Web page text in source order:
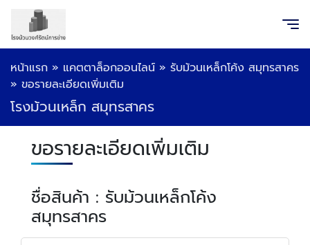
หน้าแรก » แคตตาล็อกออนไลน์ » รับม้วนเหล็กโค้ง สมุทรสาคร
» ขอรายละเอียดเพิ่มเติม
โรงม้วนเหล็ก สมุทรสาคร
ขอรายละเอียดเพิ่มเติม
ชื่อสินค้า : รับม้วนเหล็กโค้ง
สมุทรสาคร